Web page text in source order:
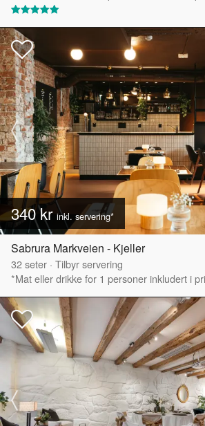
340 kr inkl. servering*
Sabrura Markveien - Kjeller
32seter · Tilbyr servering
*Mat eller drikke for 1 personer inkludert i